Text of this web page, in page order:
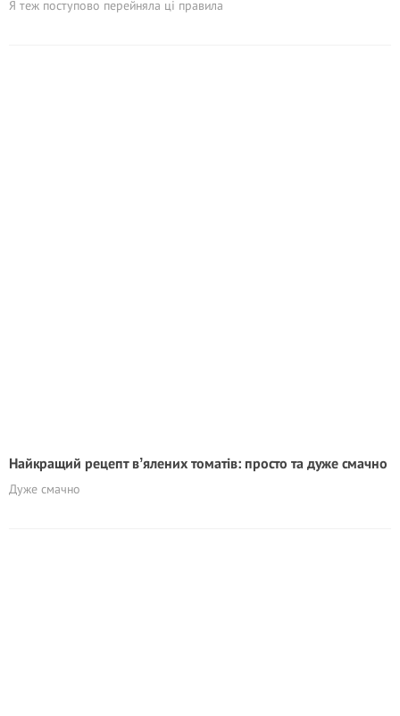
Я теж поступово перейняла ці правила
Найкращий рецепт вʼялених томатів: просто та дуже смачно
Дуже смачно